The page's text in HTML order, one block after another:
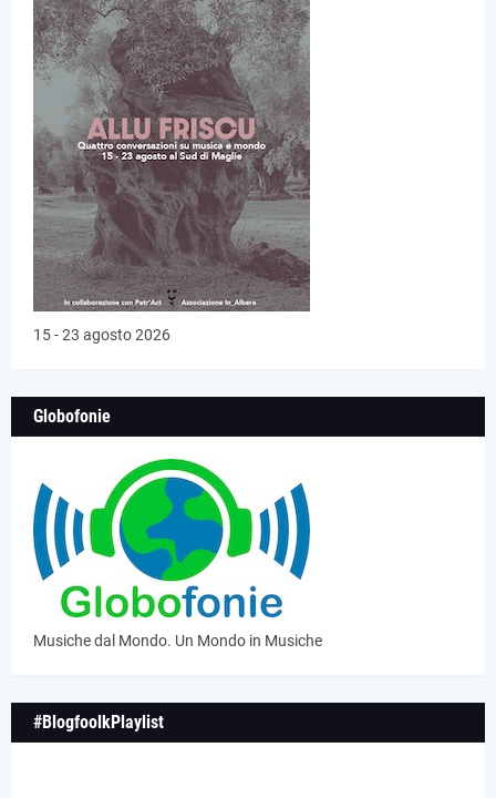
15 - 23 agosto 2026
Globofonie
Musiche dal Mondo. Un Mondo in Musiche
#BlogfoolkPlaylist